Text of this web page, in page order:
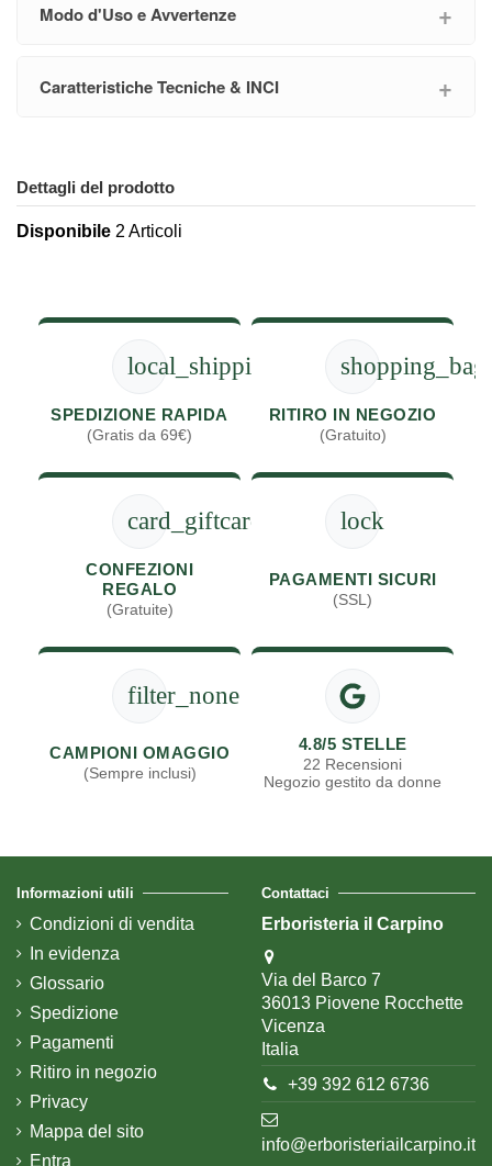
Modo d'Uso e Avvertenze
Caratteristiche Tecniche & INCI
Dettagli del prodotto
Disponibile 2 Articoli
local_shipping
SPEDIZIONE RAPIDA
(Gratis da 69€)
shopping_bag
RITIRO IN NEGOZIO
(Gratuito)
card_giftcard
CONFEZIONI
REGALO
(Gratuite)
lock
PAGAMENTI SICURI
(SSL)
filter_none
CAMPIONI OMAGGIO
(Sempre inclusi)
4.8/5 STELLE
22 Recensioni
Negozio gestito da donne
Informazioni utili
Condizioni di vendita
In evidenza
Glossario
Spedizione
Pagamenti
Ritiro in negozio
Privacy
Mappa del sito
Entra
Contattaci
Erboristeria il Carpino
Via del Barco 7
36013 Piovene Rocchette
Vicenza
Italia
+39 392 612 6736
info@erboristeriailcarpino.it